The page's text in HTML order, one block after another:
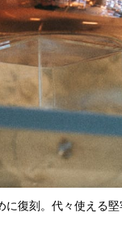
に復刻。代々使える